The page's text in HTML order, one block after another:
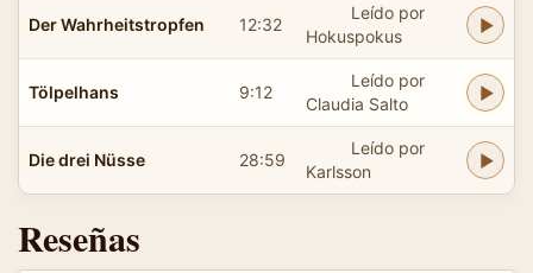
Der Wahrheitstropfen 12:32
Leído por
Hokuspokus
Tölpelhans 9:12
Leído por
Claudia Salto
Die drei Nüsse 28:59
Leído por
Karlsson
Reseñas